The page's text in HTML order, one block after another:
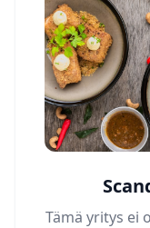
Tämä yritys ei